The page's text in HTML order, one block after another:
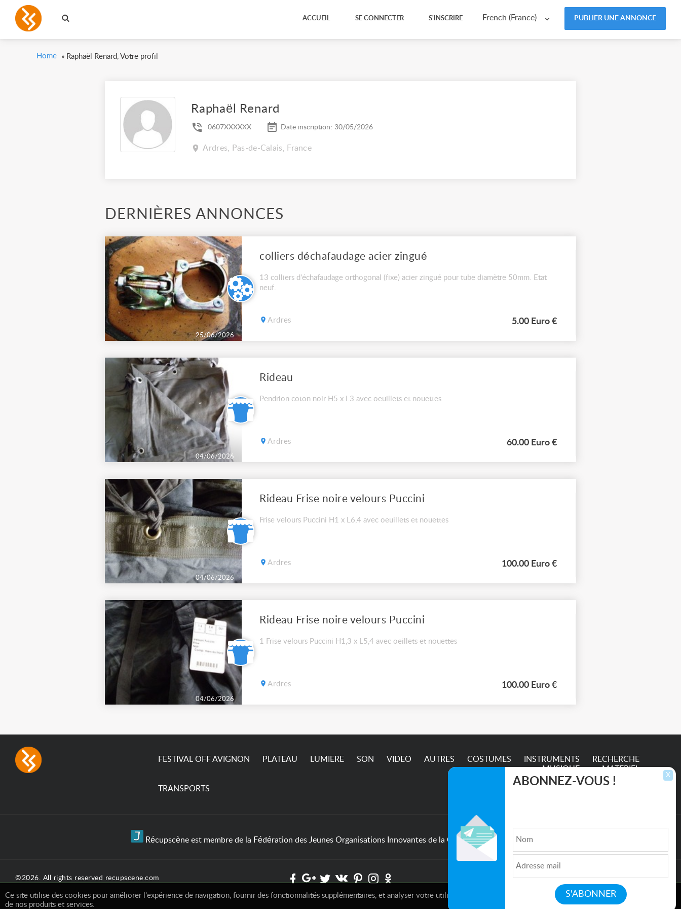
French (France) PUBLIER UNE ANNONCE
ACCUEIL SE CONNECTER S'INSCRIRE
Home » Raphaël Renard, Votre profil
Raphaël Renard
0607XXXXXX Date inscription: 30/05/2026
Ardres, Pas-de-Calais, France
DERNIÈRES ANNONCES
25/06/2026
colliers déchafaudage acier zingué
13 colliers d'échafaudage orthogonal (fixe) acier zingué pour tube diamètre 50mm. Etat
neuf.
Ardres 5.00 Euro €
04/06/2026
Rideau
Pendrion coton noir H5 x L3 avec oeuillets et nouettes
Ardres 60.00 Euro €
04/06/2026
Rideau Frise noire velours Puccini
Frise velours Puccini H1 x L6,4 avec oeuillets et nouettes
Ardres 100.00 Euro €
04/06/2026
Rideau Frise noire velours Puccini
1 Frise velours Puccini H1,3 x L5,4 avec oeillets et nouettes
Ardres 100.00 Euro €
FESTIVAL OFF AVIGNON PLATEAU LUMIERE SON VIDEO AUTRES COSTUMES
INSTRUMENTS
MUSIQUE
RECHERCHE
MATERIEL
TRANSPORTS
Récupscène est membre de la Fédération des Jeunes Organisations Innovantes de la Culture et de l'Entertainment
©2026. All rights reserved recupscene.com Qui sommes nous ?| Médias| Newsletter| CGU|
Politique de confidentialité
Partenaires
Mentions légales
X
ABONNEZ-VOUS !
Ce site utilise des cookies pour améliorer l'expérience de navigation, fournir des fonctionnalités supplémentaires, et analyser votre utilisation
de nos produits et services.
Accepter